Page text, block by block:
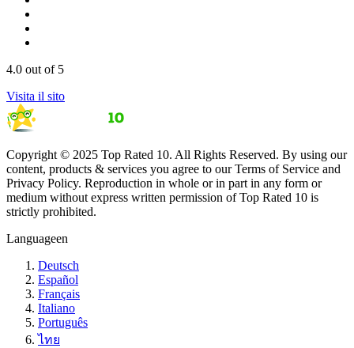
4.0 out of 5
Visita il sito
Copyright © 2025 Top Rated 10. All Rights Reserved. By using our
content, products & services you agree to our Terms of Service and
Privacy Policy. Reproduction in whole or in part in any form or
medium without express written permission of Top Rated 10 is
strictly prohibited.
Languageen
Deutsch
Español
Français
Italiano
Português
ไทย